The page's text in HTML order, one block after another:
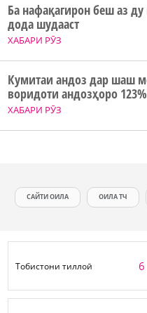
ХАБАРИ РӮЗ
Ба нафақагирон беш аз
дода шудааст
ХАБАРИ РӮЗ
Кумитаи андоз дар шаш
воридоти андозҳоро
САЙТИ ОИЛА ОИЛА ТЧ
Тобистони тиллоӣ 6